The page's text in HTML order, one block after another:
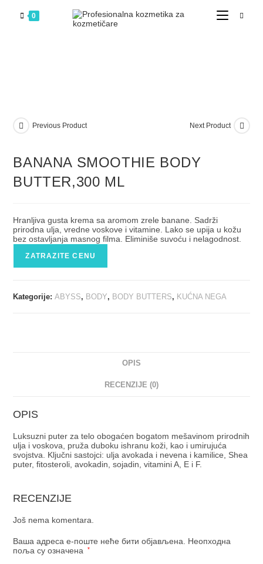
0
Previous Product Next Product
BANANA SMOOTHIE BODY
BUTTER,300 ML
Hranljiva gusta krema sa aromom zrele banane. Sadrži
prirodna ulja, vredne voskove i vitamine. Lako se upija u kožu
bez ostavljanja masnog filma. Eliminiše suvoću i nelagodnost.
ZATRAZITE CENU
Kategorije:ABYSS, BODY, BODY BUTTERS, KUĆNA NEGA
OPIS
RECENZIJE (0)
OPIS
Luksuzni puter za telo obogaćen bogatom mešavinom prirodnih
ulja i voskova, pruža duboku ishranu koži, kao i umirujuća
svojstva. Ključni sastojci: ulja avokada i nevena i kamilice, Shea
puter, fitosteroli, avokadin, sojadin, vitamini A, E i F.
RECENZIJE
Još nema komentara.
Ваша адреса е-поште неће бити објављена. Неопходна
поља су означена
*